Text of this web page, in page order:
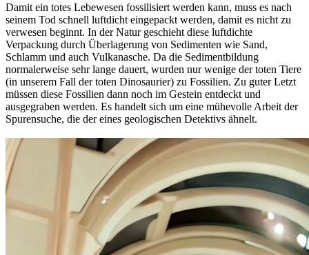
Damit ein totes Lebewesen fossilisiert werden kann, muss es nach
seinem Tod schnell luftdicht eingepackt werden, damit es nicht zu
verwesen beginnt. In der Natur geschieht diese luftdichte
Verpackung durch Überlagerung von Sedimenten wie Sand,
Schlamm und auch Vulkanasche. Da die Sedimentbildung
normalerweise sehr lange dauert, wurden nur wenige der toten Tiere
(in unserem Fall der toten Dinosaurier) zu Fossilien. Zu guter Letzt
müssen diese Fossilien dann noch im Gestein entdeckt und
ausgegraben werden. Es handelt sich um eine mühevolle Arbeit der
Spurensuche, die der eines geologischen Detektivs ähnelt.